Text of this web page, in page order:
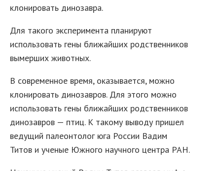
клонировать динозавра.
Для такого эксперимента планируют
использовать гены ближайших родственников
вымерших животных.
В современное время, оказывается, можно
клонировать динозавров. Для этого можно
использовать гены ближайших родственников
динозавров — птиц. К такому выводу пришел
ведущий палеонтолог юга России Вадим
Титов и ученые Южного научного центра РАН.